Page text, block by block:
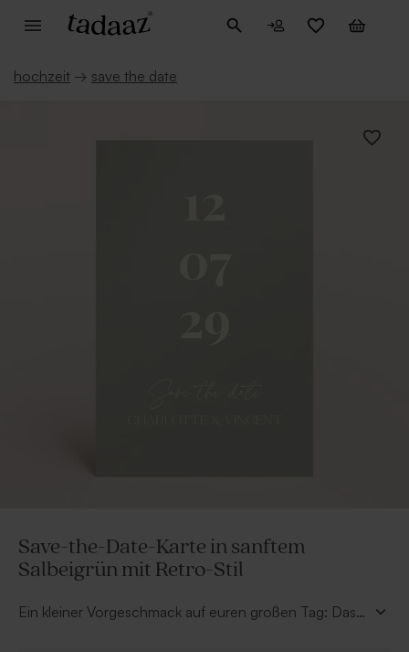
hochzeit → save the date
Save-the-Date-Karte in sanftem
Salbeigrün mit Retro-Stil
Ein kleiner Vorgeschmack auf euren großen Tag: Das